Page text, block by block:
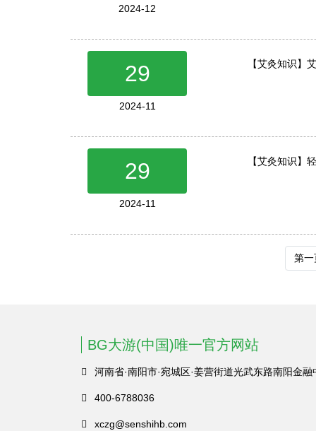
2024-12
29
2024-11
【艾灸知识】
29
2024-11
【艾灸知识】
第一
BG大游(中国)唯一官方网站
河南省·南阳市·宛城区·姜营街道光武东路南阳金
400-6788036
xczg@senshihb.com